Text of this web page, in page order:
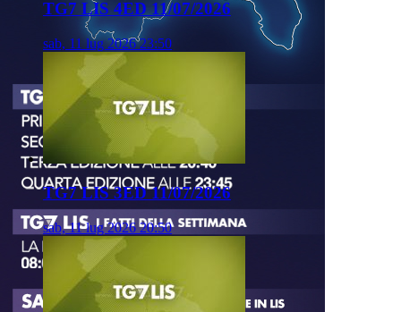
TG7 LIS 4ED 11/07/2026
sab, 11 lug 2026 23:50
TG7 LIS 3ED 11/07/2026
sab, 11 lug 2026 20:50